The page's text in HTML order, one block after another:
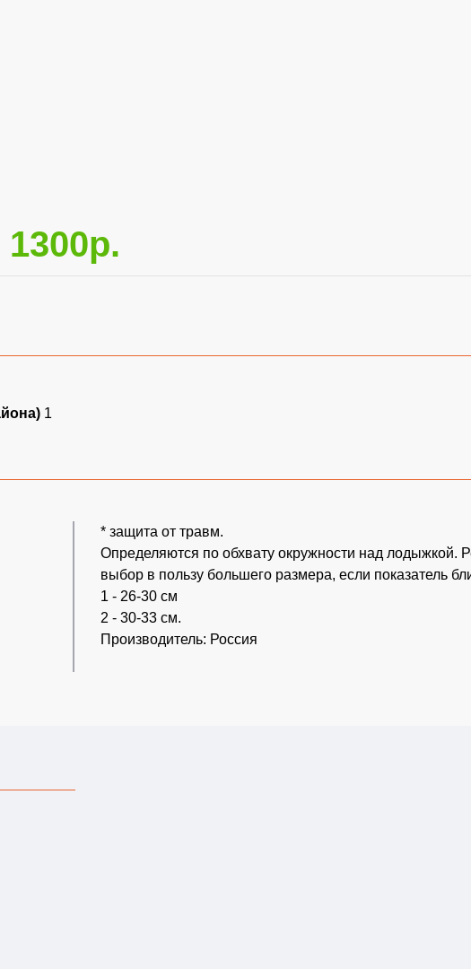
1300р.
1
* защита от травм.
Определяются по обхвату окружности над лодыжкой.
выбор в пользу большего размера, если показатель
1 - 26-30 см
2 - 30-33 см.
Производитель: Россия